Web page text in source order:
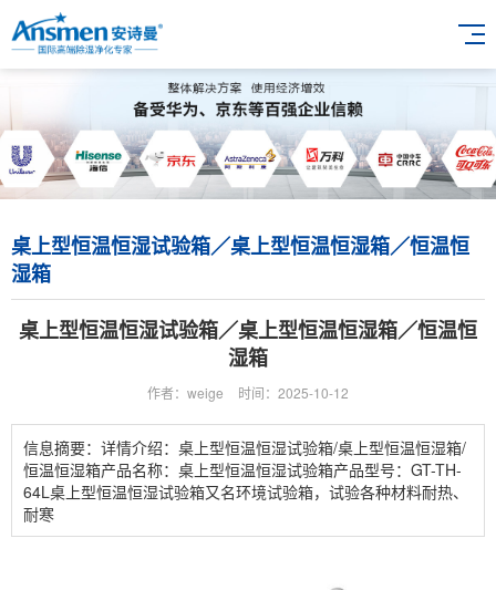
桌上型恒温恒湿试验箱／桌上型恒温恒湿箱／恒温恒
湿箱
桌上型恒温恒湿试验箱／桌上型恒温恒湿箱／恒温恒
湿箱
作者：weige 时间：2025-10-12
信息摘要：详情介绍：桌上型恒温恒湿试验箱/桌上型恒温恒湿箱/
恒温恒湿箱产品名称：桌上型恒温恒湿试验箱产品型号：GT-TH-
64L桌上型恒温恒湿试验箱又名环境试验箱，试验各种材料耐热、
耐寒